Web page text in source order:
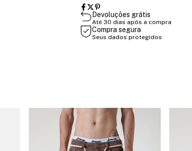
Devoluções grátis
Até 30 dias após a compra
Compra segura
Seus dados protegidos